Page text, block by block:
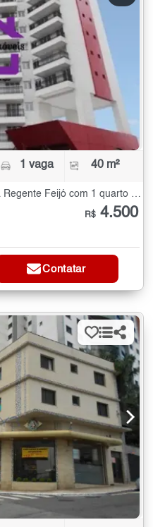
1 vaga 40 m²
Apartamento para Alugar na Vila Regente Feijó com 1 quarto - 40 m²
R$ 4.500
Contatar